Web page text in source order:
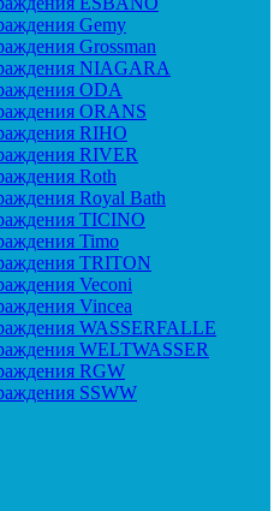
Gemy
Grossman
NIAGARA
ODA
ORANS
RIHO
RIVER
Roth
Royal Bath
TICINO
Timo
TRITON
Veconi
Vincea
WASSERFALLE
WELTWASSER
RGW
SSWW